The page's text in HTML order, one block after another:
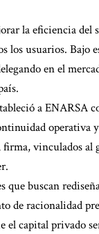
la eficiencia del
los usuarios. Bajo
en el
a ENARSA
operativa
vinculados al
que buscan
de racionalidad
capital privado